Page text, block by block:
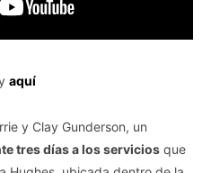
aquí
y Clay Gunderson, un
tres días a los servicios que